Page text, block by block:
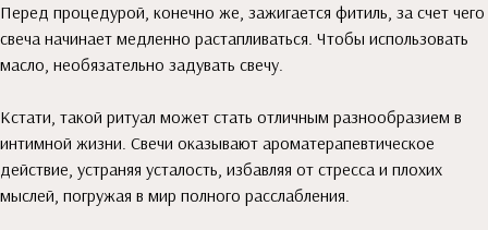
Перед процедурой, конечно же, зажигается фитиль, за счет чего
свеча начинает медленно растапливаться. Чтобы использовать
масло, необязательно задувать свечу.
Кстати, такой ритуал может стать отличным разнообразием в
интимной жизни. Свечи оказывают ароматерапевтическое
действие, устраняя усталость, избавляя от стресса и плохих
мыслей, погружая в мир полного расслабления.